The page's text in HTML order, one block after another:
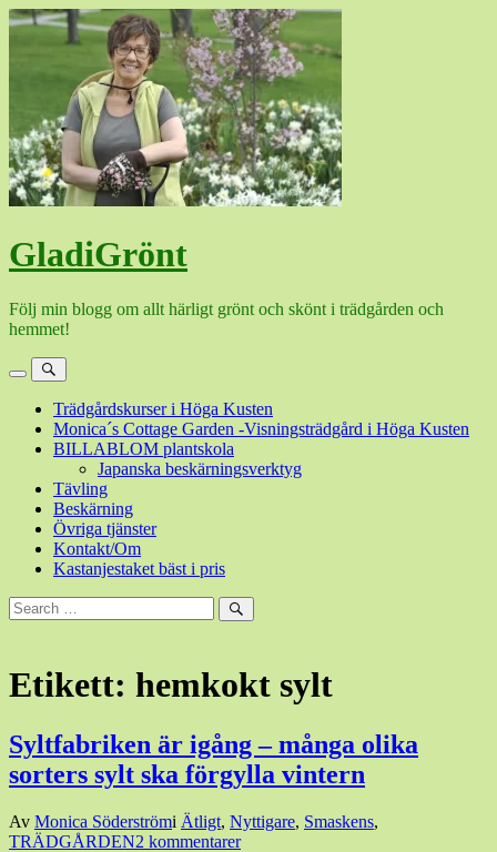
Hoppa
GladiGrönt
Följ min blogg om allt härligt grönt och skönt i trädgården och
hemmet!
MenySök
Trädgårdskurser i Höga Kusten
Monica´s Cottage Garden -Visningsträdgård i Höga Kusten
BILLABLOM plantskola
Japanska beskärningsverktyg
Tävling
Beskärning
Övriga tjänster
Kontakt/Om
Kastanjestaket bäst i pris
Sök
efter:
Sök
Etikett: hemkokt sylt
Syltfabriken är igång – många olika
sorters sylt ska förgylla vintern
Den
7
Av Monica Söderströmi Ätligt, Nyttigare, Smaskens,
TRÄDGÅRDEN2 kommentarer